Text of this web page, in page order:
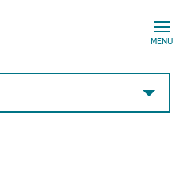
MENU